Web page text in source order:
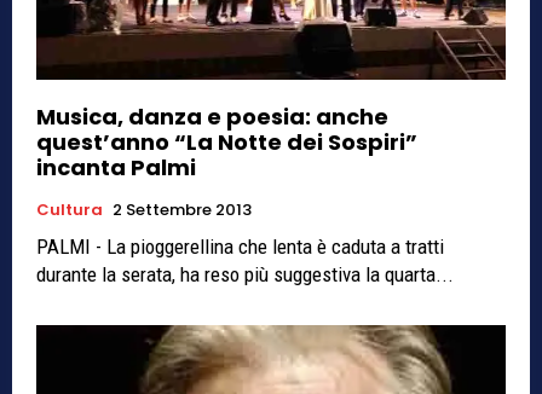
Musica, danza e poesia: anche
quest’anno “La Notte dei Sospiri”
incanta Palmi
Cultura 2 Settembre 2013
PALMI - La pioggerellina che lenta è caduta a tratti
durante la serata, ha reso più suggestiva la quarta...